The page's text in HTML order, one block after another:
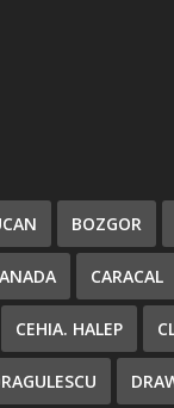
BOZGOR
CARACAL
CEHIA. HALEP